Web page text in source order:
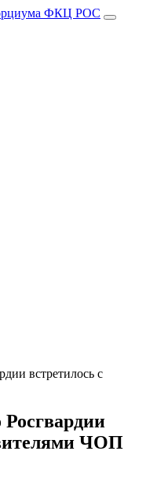
встретилось с
ЧОП